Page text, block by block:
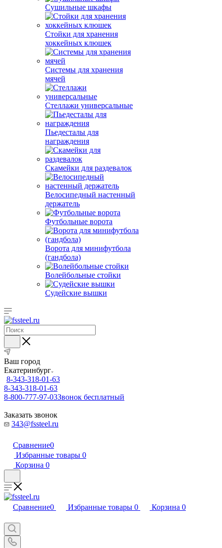
Сушильные шкафы
Стойки для хранения
хоккейных клюшек
Системы для хранения
мячей
Стеллажи универсальные
Пьедесталы для
награждения
Скамейки для раздевалок
Велосипедный настенный
держатель
Футбольные ворота
Ворота для минифутбола
(гандбола)
Волейбольные стойки
Судейские вышки
Ваш город
Екатеринбург
8-343-318-01-63
8-343-318-01-63
8-800-777-97-03Звонок бесплатный
Заказать звонок
343@fssteel.ru
Сравнение0
Избранные товары 0
Корзина 0
Сравнение0 Избранные товары 0 Корзина 0